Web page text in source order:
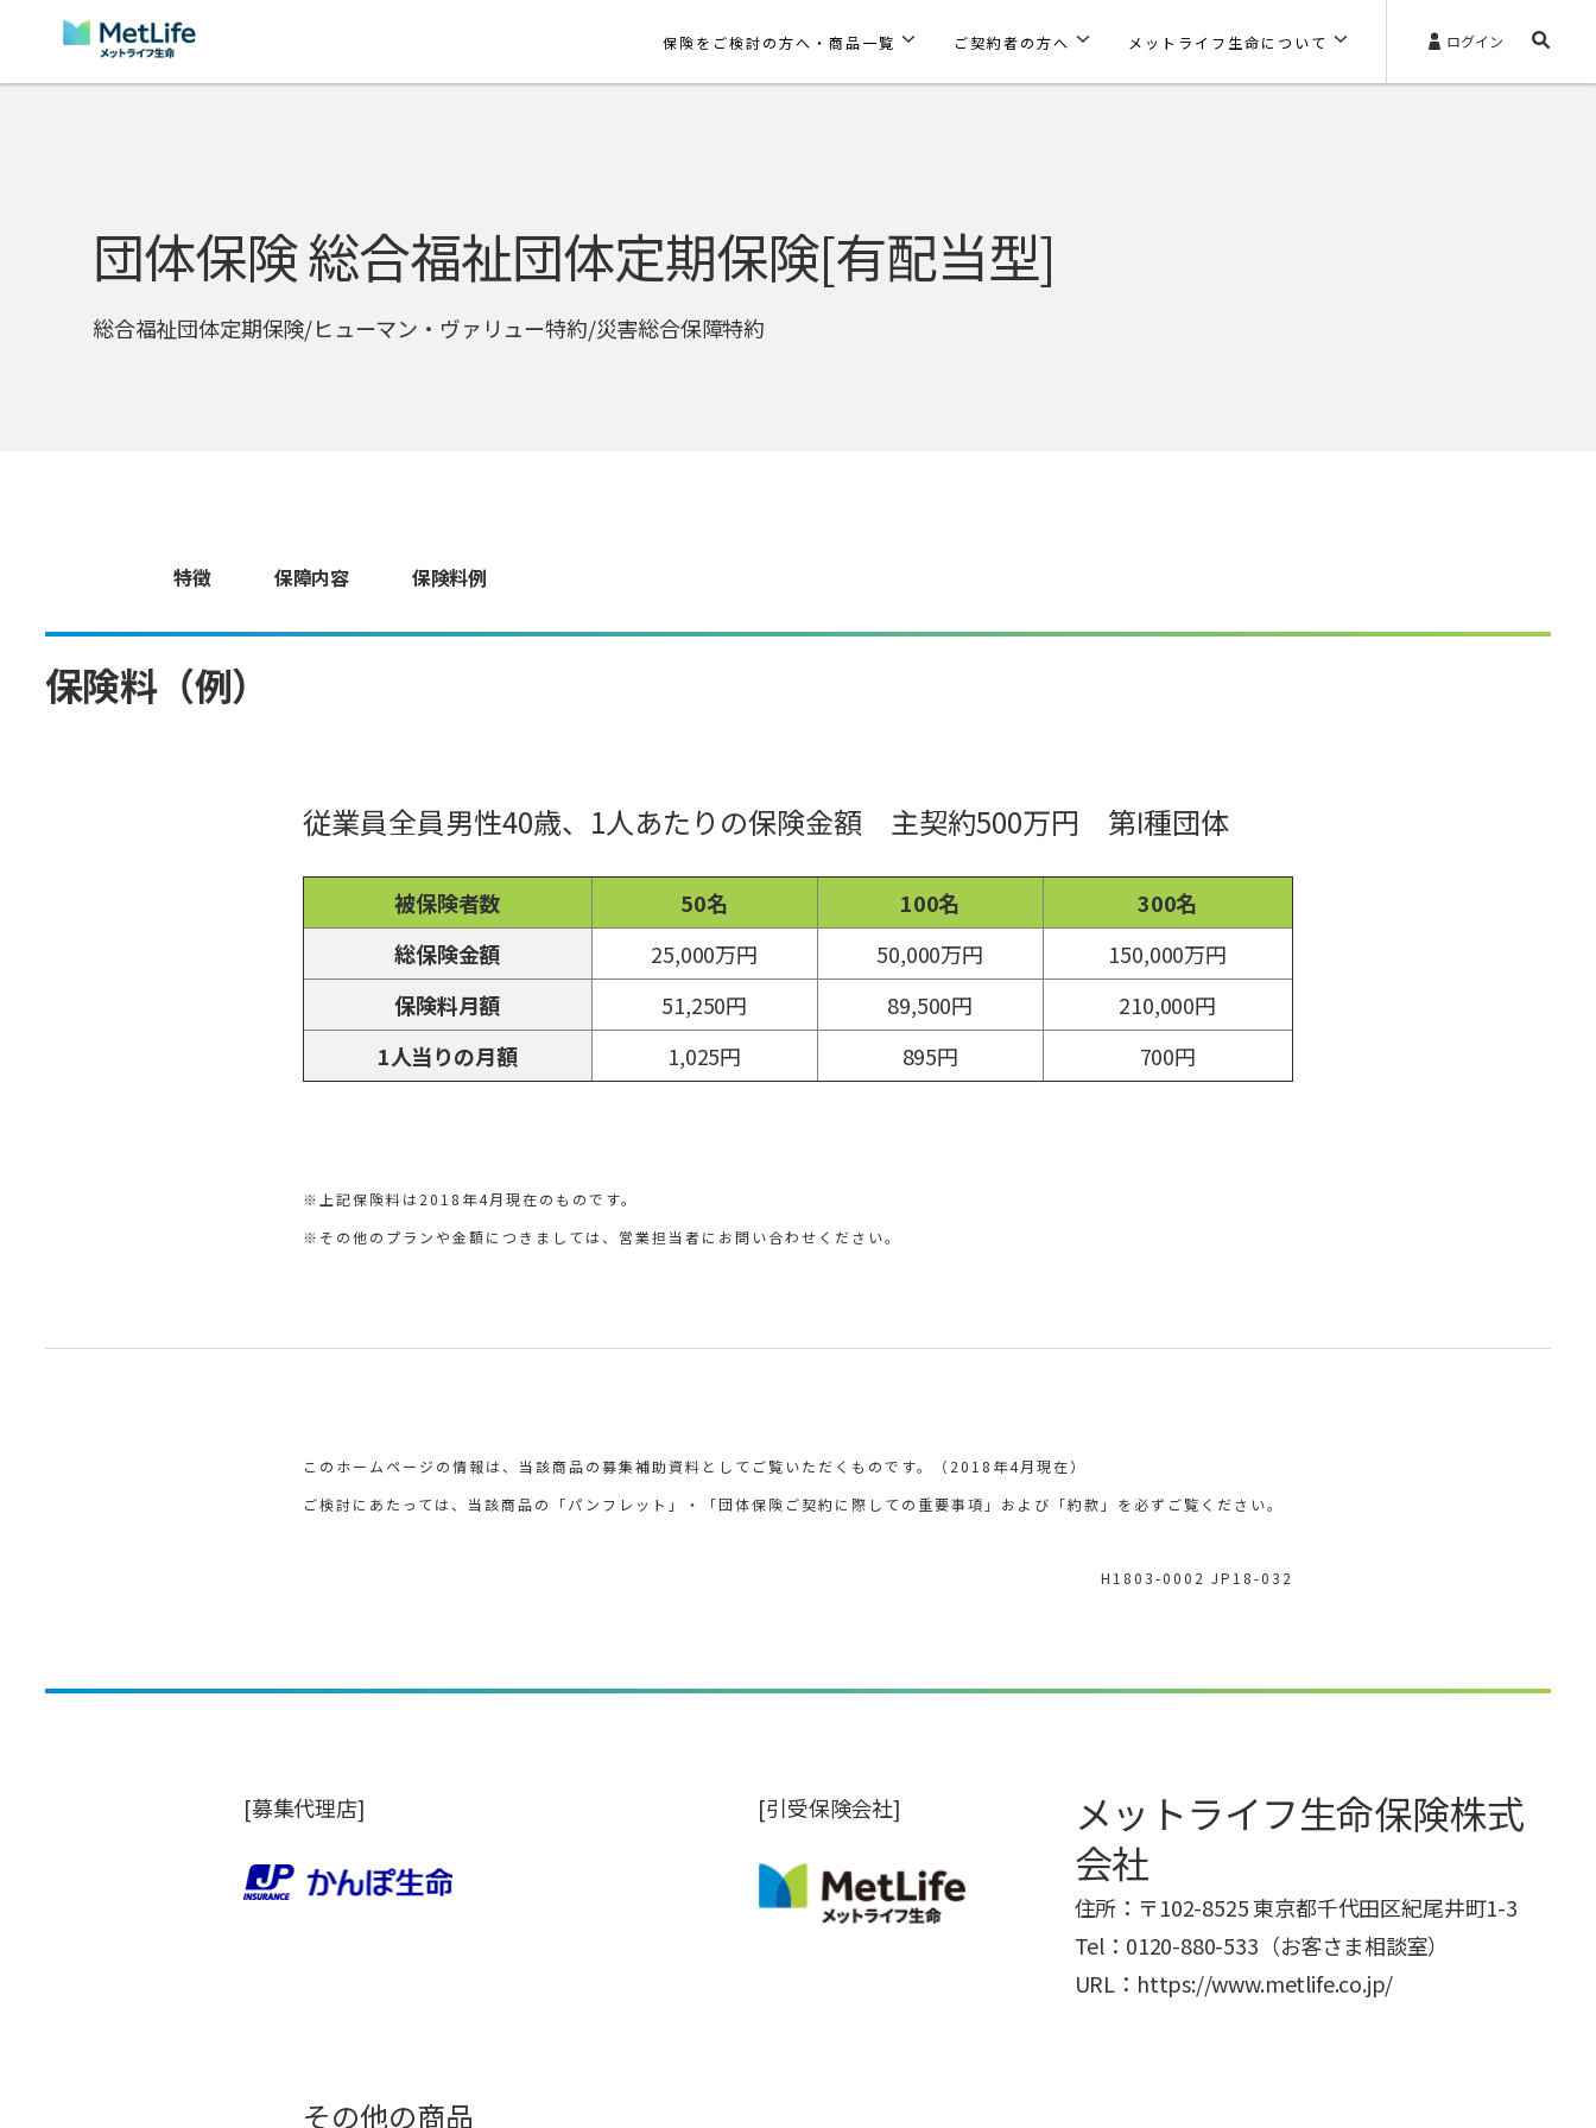
Skip Navigation
保険をご検討の方へ・商品一覧 ご契約者の方へ メットライフ生命について ログイン
団体保険 総合福祉団体定期保険[有配当型]
総合福祉団体定期保険/ヒューマン・ヴァリュー特約/災害総合保障特約
特徴 保障内容 保険料例
保険料（例）
従業員全員男性40歳、1人あたりの保険金額 主契約500万円 第Ⅰ種団体
被保険者数 50名 100名
300名
総保険金額
25,000万円 50,000万円
150,000万円
保険料月額
51,250円 89,500円
210,000円
1人当りの月額
1,025円 895円 700円
※上記保険料は2018年4月現在のものです。
※その他のプランや金額につきましては、営業担当者にお問い合わせください。
このホームページの情報は、当該商品の募集補助資料としてご覧いただくものです。（2018年4月現在）
ご検討にあたっては、当該商品の「パンフレット」・「団体保険ご契約に際しての重要事項」および「約款」を必ずご覧ください。
H1803-0002 JP18-032
[募集代理店] [引受保険会社]
メットライフ生命保険株式
会社
住所：〒102-8525 東京都千代田区紀尾井町1-3
Tel：0120-880-533（お客さま相談室）
URL：https://www.metlife.co.jp/
その他の商品